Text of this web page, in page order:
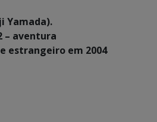
Yamada).
– aventura
estrangeiro em 2004